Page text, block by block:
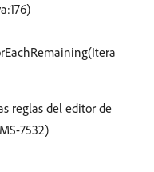
reglas del editor de
7532)